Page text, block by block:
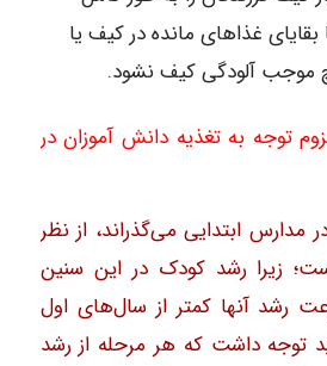
بقایای غذاهای مانده در کیف یا
موجب آلودگی کیف نشود.
توجه به تغذیه دانش آموزان در
ابتدایی می‌گذراند، از نظر
زیرا رشد کودک در این سنین
رشد آنها کمتر از سال‌های اول
توجه داشت که هر مرحله از رشد